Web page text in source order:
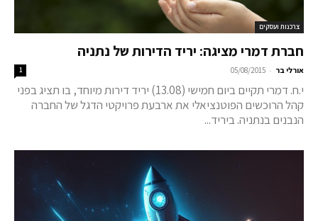
צרכנות ועסקים
חברת דמרי מציגה: יריד הדירות של נתניה
אורלי בר -
05/08/2015
1
י.ח. דמרי תקיים ביום חמישי (13.08) יריד דירות מיוחד, בו תציג בפני
קהל הרוכשים הפוטנציאלי את ארבעת פרויקטי הדגל של החברה
הנבנים בנתניה. ביריד...